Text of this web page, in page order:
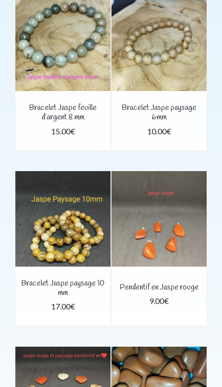
Bracelet Jaspe feuille
d’argent 8 mm
15.00€
Bracelet Jaspe paysage
6mm
10.00€
Bracelet Jaspe paysage 10
mm
17.00€
Pendentif en Jaspe rouge
9.00€